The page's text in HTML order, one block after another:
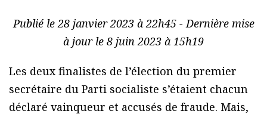
Publié le 28 janvier 2023 à 22h45 - Dernière mise
à jour le 8 juin 2023 à 15h19
Les deux finalistes de l’élection du premier
secrétaire du Parti socialiste s’étaient chacun
déclaré vainqueur et accusés de fraude. Mais,